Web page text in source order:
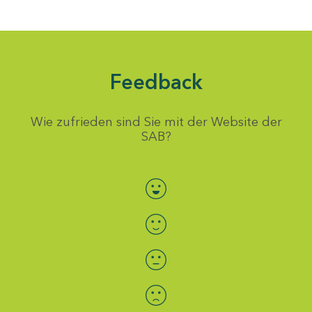
Feedback
Wie zufrieden sind Sie mit der Website der
SAB?
Bewertung auswählen